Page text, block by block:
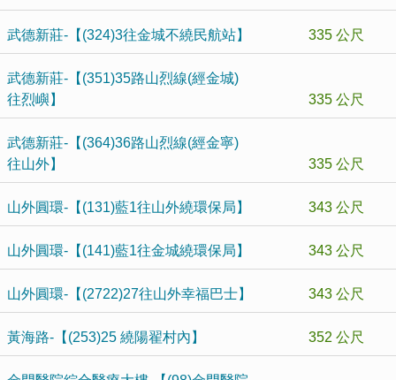
武德新莊-【(324)3往金城不繞民航站】 335 公尺
武德新莊-【(351)35路山烈線(經金城)
往烈嶼】
335 公尺
武德新莊-【(364)36路山烈線(經金寧)
往山外】
335 公尺
山外圓環-【(131)藍1往山外繞環保局】 343 公尺
山外圓環-【(141)藍1往金城繞環保局】 343 公尺
山外圓環-【(2722)27往山外幸福巴士】 343 公尺
黃海路-【(253)25 繞陽翟村內】 352 公尺